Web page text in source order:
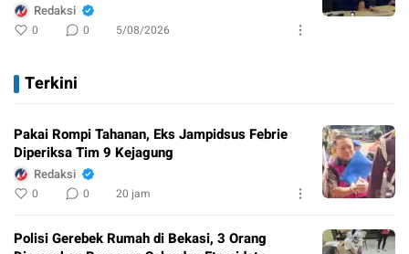
Redaksi
0 0 5/08/2026
Terkini
Pakai Rompi Tahanan, Eks Jampidsus Febrie
Diperiksa Tim 9 Kejagung
Redaksi
0 0 20 jam
Polisi Gerebek Rumah di Bekasi, 3 Orang